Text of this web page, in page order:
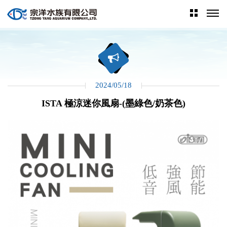
2024/05/18
ISTA 極涼迷你風扇-(墨綠色/奶茶色)